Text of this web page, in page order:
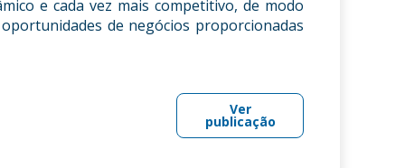
e cada vez mais competitivo, de modo
de negócios proporcionadas
Ver
publicação